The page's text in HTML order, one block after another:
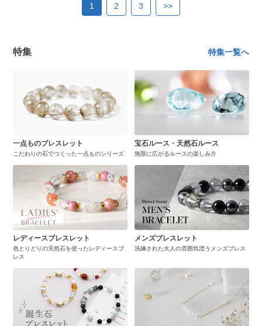
1 2 3 >>
特集 特集一覧へ
一点ものブレスレット
こだわりの石でつくった一点ものシリーズ
宝石ルース・天然石ルース
無限に広がるルースの楽しみ方
レディースブレスレット
色とりどりの天然石を使ったレディースブ
レス
メンズブレスレット
洗練された大人の雰囲気漂うメンズブレス